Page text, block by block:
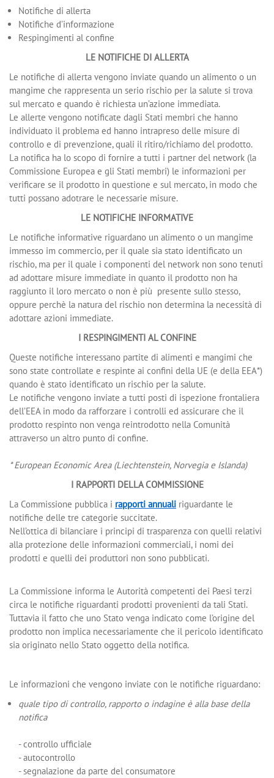
Notifiche di allerta
Notifiche d’informazione
Respingimenti al confine
LE NOTIFICHE DI ALLERTA
Le notifiche di allerta vengono inviate quando un alimento o un
mangime che rappresenta un serio rischio per la salute si trova
sul mercato e quando è richiesta un’azione immediata.
Le allerte vengono notificate dagli Stati membri che hanno
individuato il problema ed hanno intrapreso delle misure di
controllo e di prevenzione, quali il ritiro/richiamo del prodotto.
La notifica ha lo scopo di fornire a tutti i partner del network (la
Commissione Europea e gli Stati membri) le informazioni per
verificare se il prodotto in questione e sul mercato, in modo che
tutti possano adotrare le necessarie misure.
LE NOTIFICHE INFORMATIVE
Le notifiche informative riguardano un alimento o un mangime
immesso im commercio, per il quale sia stato identificato un
rischio, ma per il quale i componenti del network non sono tenuti
ad adottare misure immediate in quanto il prodotto non ha
raggiunto il loro mercato o non è più presente sullo stesso,
oppure perchè la natura del rischio non determina la necessità di
adottare azioni immediate.
I RESPINGIMENTI AL CONFINE
Queste notifiche interessano partite di alimenti e mangimi che
sono state controllate e respinte ai confini della UE (e della EEA*)
quando è stato identificato un rischio per la salute.
Le notifiche vengono inviate a tutti posti di ispezione frontaliera
dell’EEA in modo da rafforzare i controlli ed assicurare che il
prodotto respinto non venga reintrodotto nella Comunità
attraverso un altro punto di confine.
*European Economic Area (Liechtenstein, Norvegia e Islanda)
I RAPPORTI DELLA COMMISSIONE
La Commissione pubblica i rapporti annuali riguardante le
notifiche delle tre categorie succitate.
Nell’ottica di bilanciare i principi di trasparenza con quelli relativi
alla protezione delle informazioni commerciali, i nomi dei
prodotti e quelli dei produttori non sono pubblicati.
La Commissione informa le Autorità competenti dei Paesi terzi
circa le notifiche riguardanti prodotti provenienti da tali Stati.
Tuttavia il fatto che uno Stato venga indicato come l’origine del
prodotto non implica necessariamente che il pericolo identificato
sia originato nello Stato oggetto della notifica.
Le informazioni che vengono inviate con le notifiche riguardano:
quale tipo di controllo, rapporto o indagine è alla base della
notifica
- controllo ufficiale
- autocontrollo
- segnalazione da parte del consumatore